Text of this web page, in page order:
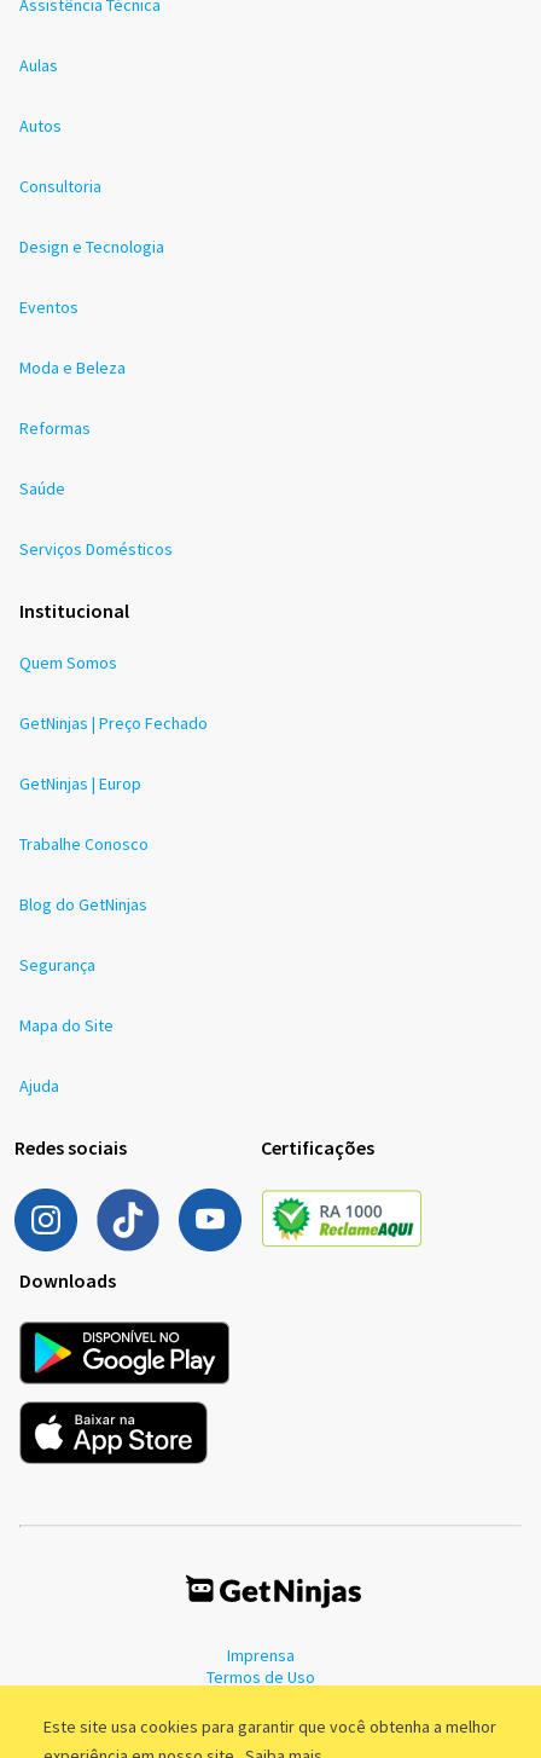
Este site usa cookies para garantir que você obtenha a melhor
Assistência Técnica
Aulas
Autos
Consultoria
Design e Tecnologia
Eventos
Moda e Beleza
Reformas
Saúde
Serviços Domésticos
Institucional
Quem Somos
GetNinjas | Preço Fechado
GetNinjas | Europ
Trabalhe Conosco
Blog do GetNinjas
Segurança
Mapa do Site
Ajuda
Redes sociais Certificações
Downloads
Imprensa
Termos de Uso